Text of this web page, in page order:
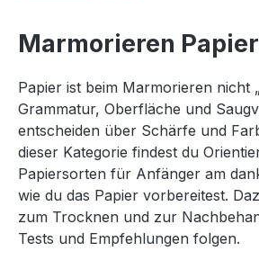
Marmorieren Papier
Papier ist beim Marmorieren nicht
Grammatur, Oberfläche und
entscheiden über Schärfe und
dieser Kategorie findest du
Papiersorten für Anfänger am
wie du das Papier vorbereitest.
zum Trocknen und zur
Tests und Empfehlungen folgen.